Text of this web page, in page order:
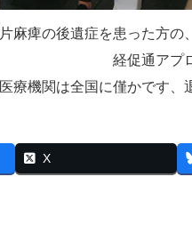
麻痺の後遺症を患った方の
経促通アプ
療機関は全国に僅かです、
X